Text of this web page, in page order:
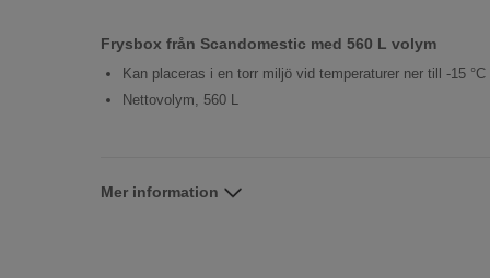
Frysbox från Scandomestic med 560 L volym
Kan placeras i en torr miljö vid temperaturer ner till -15 °C
Nettovolym, 560 L
Mer information